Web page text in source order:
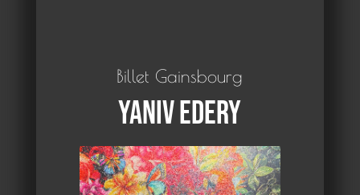
Billet Gainsbourg
Yaniv Edery